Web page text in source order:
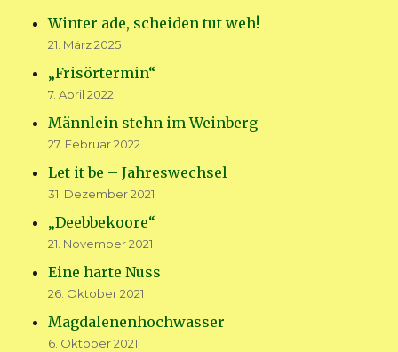
Winter ade, scheiden tut weh!
21. März 2025
„Frisörtermin“
7. April 2022
Männlein stehn im Weinberg
27. Februar 2022
Let it be – Jahreswechsel
31. Dezember 2021
„Deebbekoore“
21. November 2021
Eine harte Nuss
26. Oktober 2021
Magdalenenhochwasser
6. Oktober 2021